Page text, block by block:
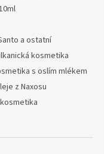
a ostatní
kosmetika
s oslím mlékem
z Naxosu